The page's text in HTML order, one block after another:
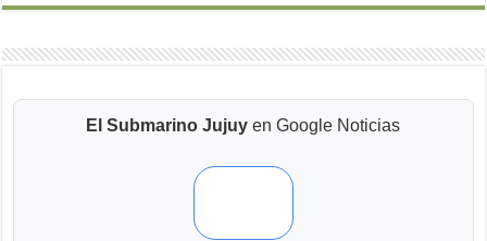
El Submarino Jujuy en Google Noticias